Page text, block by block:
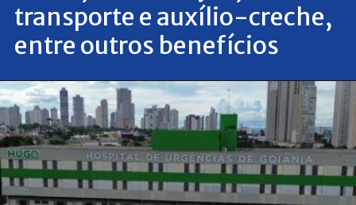
transporte e auxílio-creche,
entre outros benefícios